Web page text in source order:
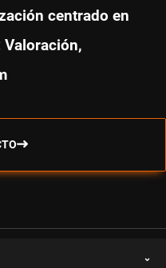
centrado en
Valoración,